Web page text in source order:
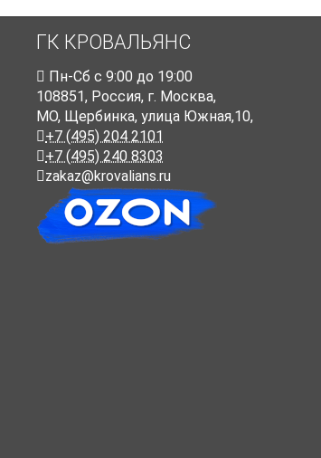
ГК КРОВАЛЬЯНС
Пн-Cб с 9:00 до 19:00
108851, Россия, г. Москва,
МО, Щербинка, улица Южная,10,
+7 (495) 204 2101
+7 (495) 240 8303
zakaz@krovalians.ru